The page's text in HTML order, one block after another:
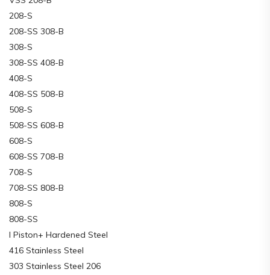
208-S
208-SS 308-B
308-S
308-SS 408-B
408-S
408-SS 508-B
508-S
508-SS 608-B
608-S
608-SS 708-B
708-S
708-SS 808-B
808-S
808-SS
I Piston+ Hardened Steel
416 Stainless Steel
303 Stainless Steel 206